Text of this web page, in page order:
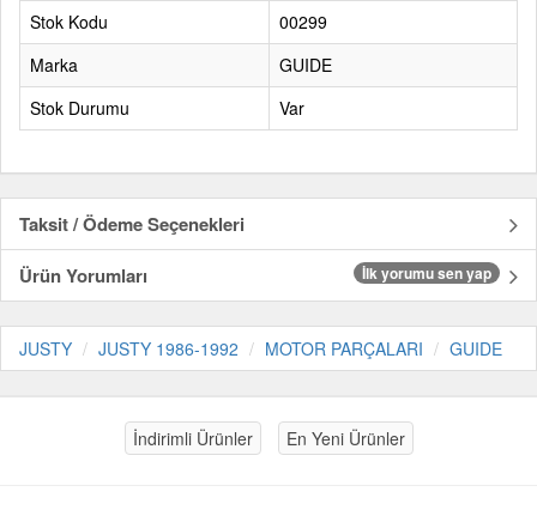
Stok Kodu
00299
Marka
GUIDE
Stok Durumu
Var
Taksit / Ödeme Seçenekleri
Ürün Yorumları
İlk yorumu sen yap
JUSTY JUSTY 1986-1992 MOTOR PARÇALARI GUIDE
İndirimli Ürünler En Yeni Ürünler